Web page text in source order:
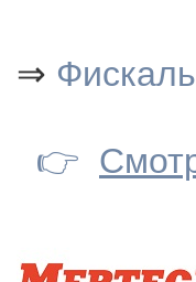
⇒
👉